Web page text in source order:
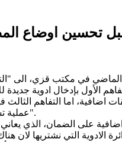
تحسين اوضاع
الماضي في مكتب قزي، الى
الأول بإدخال ادوية
نفقات اضافية، اما التفاهم
عملية تسديد فواتير الضمان".
على الضمان، الذي
50%، ومن هذا المنطلق علينا ان نحاول توسعة دائرة